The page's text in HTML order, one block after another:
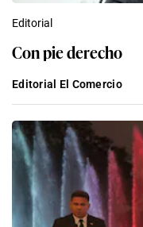
Editorial
Con pie derecho
Editorial El Comercio